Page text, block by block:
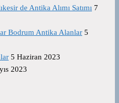
de Antika Alımı Satımı 7
Bodrum Antika Alanlar 5
5 Haziran 2023
2023